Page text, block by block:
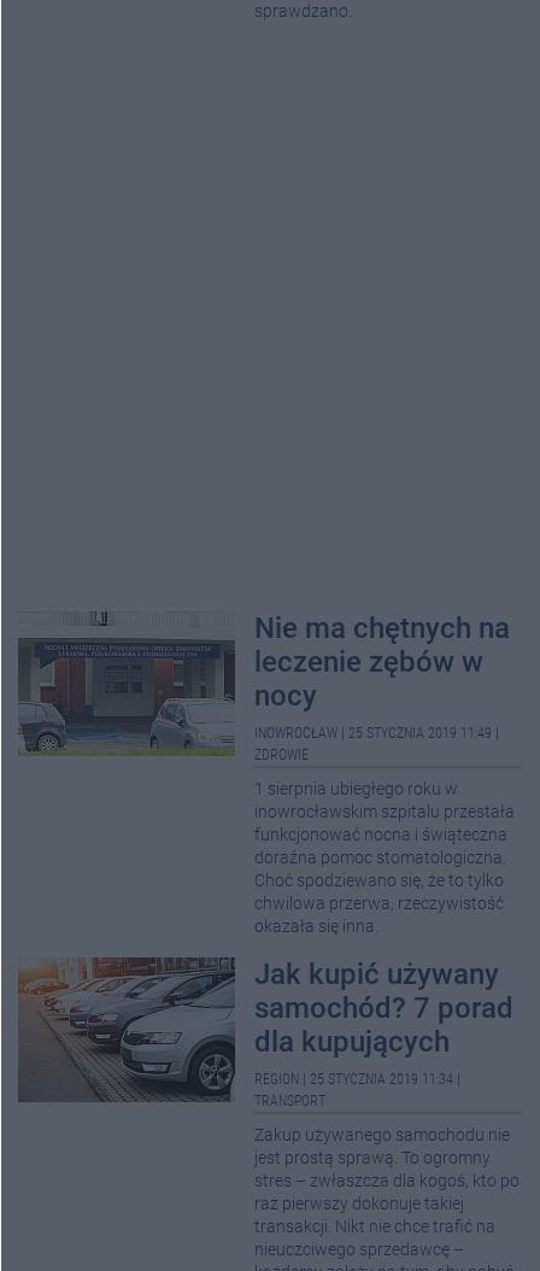
sprawdzano.
Nie ma chętnych na
leczenie zębów w
nocy
INOWROCŁAW 25 STYCZNIA 2019 11:49
ZDROWIE
1 sierpnia ubiegłego roku w
inowrocławskim szpitalu przestała
funkcjonować nocna i świąteczna
doraźna pomoc stomatologiczna.
Choć spodziewano się, że to tylko
chwilowa przerwa, rzeczywistość
okazała się inna.
Jak kupić używany
samochód? 7 porad
dla kupujących
REGION 25 STYCZNIA 2019 11:34
TRANSPORT
Zakup używanego samochodu nie
jest prostą sprawą. To ogromny
stres – zwłaszcza dla kogoś, kto po
raz pierwszy dokonuje takiej
transakcji. Nikt nie chce trafić na
nieuczciwego sprzedawcę –